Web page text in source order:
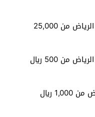
شفط الدهون تبدأ أسعاره في الرياض من 25,000
تبدأ أسعار حقن البوتوكس في الرياض من 500 ريال
تبدأ أسعار حقن الفيلر في الرياض من 1,000 ريال